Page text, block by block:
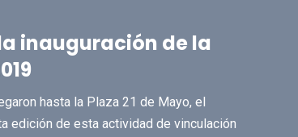
inauguración de la
hasta la Plaza 21 de Mayo, el
edición de esta actividad de vinculación